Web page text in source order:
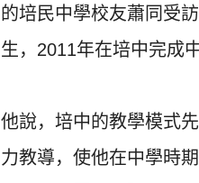
的培民中學校友蕭同受
生， 2011年在培中完成
他說，培中的教學模式
力教導， 使他在中學時